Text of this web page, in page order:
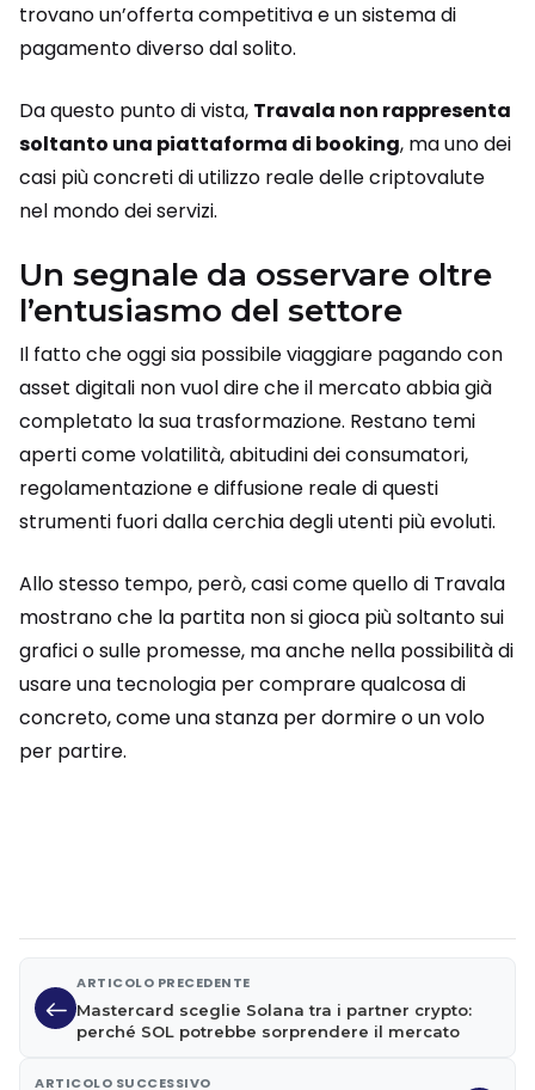
trovano un’offerta competitiva e un sistema di
pagamento diverso dal solito.
Da questo punto di vista, Travala non rappresenta
soltanto una piattaforma di booking, ma uno dei
casi più concreti di utilizzo reale delle criptovalute
nel mondo dei servizi.
Un segnale da osservare oltre
l’entusiasmo del settore
Il fatto che oggi sia possibile viaggiare pagando con
asset digitali non vuol dire che il mercato abbia già
completato la sua trasformazione. Restano temi
aperti come volatilità, abitudini dei consumatori,
regolamentazione e diffusione reale di questi
strumenti fuori dalla cerchia degli utenti più evoluti.
Allo stesso tempo, però, casi come quello di Travala
mostrano che la partita non si gioca più soltanto sui
grafici o sulle promesse, ma anche nella possibilità di
usare una tecnologia per comprare qualcosa di
concreto, come una stanza per dormire o un volo
per partire.
ARTICOLO PRECEDENTE
Mastercard sceglie Solana tra i partner crypto:
perché SOL potrebbe sorprendere il mercato
ARTICOLO SUCCESSIVO